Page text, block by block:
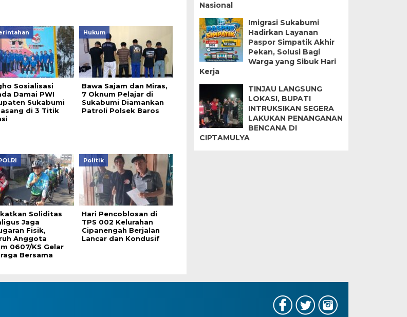
Sosialisasi
Damai PWI
Sukabumi
di 3 Titik
Hukum
Bawa Sajam dan Miras,
7 Oknum Pelajar di
Sukabumi Diamankan
Patroli Polsek Baros
Soliditas
Jaga
Fisik,
Anggota
0607/KS Gelar
Bersama
Politik
Hari Pencoblosan di
TPS 002 Kelurahan
Cipanengah Berjalan
Lancar dan Kondusif
Nasional
Imigrasi Sukabumi
Hadirkan Layanan
Paspor Simpatik Akhir
Pekan, Solusi Bagi
Warga yang Sibuk Hari
Kerja
TINJAU LANGSUNG
LOKASI, BUPATI
INTRUKSIKAN SEGERA
LAKUKAN PENANGANAN
BENCANA DI
CIPTAMULYA